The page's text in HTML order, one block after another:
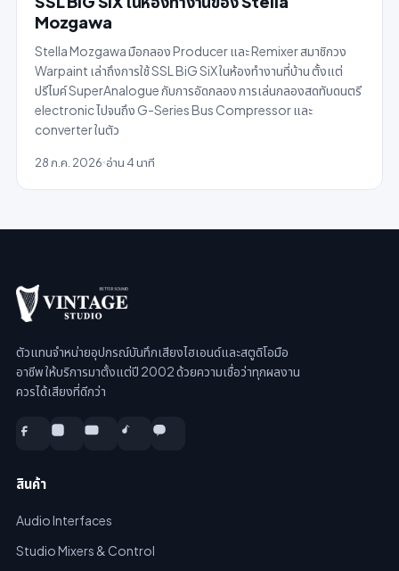
Mozgawa
Stella Mozgawa มือกลอง Producer และ Remixer สมาชิกวง
Warpaint เล่าถึงการใช้ SSL BiG SiX ในห้องทำงานที่บ้าน ตั้งแต่
ปรีไมค์ SuperAnalogue กับการอัดกลอง การเล่นกลองสดทับดนตรี
electronic ไปจนถึง G-Series Bus Compressor และ
converter ในตัว
28 ก.ค. 2026 อ่าน 4 นาที
ตัวแทนจำหน่ายอุปกรณ์บันทึกเสียงไฮเอนด์และสตูดิโอมือ
อาชีพ ให้บริการมาตั้งแต่ปี 2002 ด้วยความเชื่อว่าทุกผลงาน
ควรได้เสียงที่ดีกว่า
สินค้า
Audio Interfaces
Studio Mixers & Control